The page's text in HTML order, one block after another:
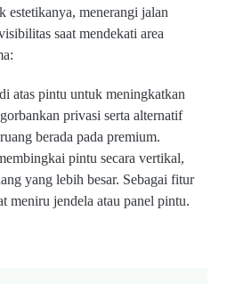
estetikanya, menerangi jalan
saat mendekati area
atas pintu untuk meningkatkan
privasi serta alternatif
berada pada premium.
pintu secara vertikal,
yang lebih besar. Sebagai fitur
meniru jendela atau panel pintu.